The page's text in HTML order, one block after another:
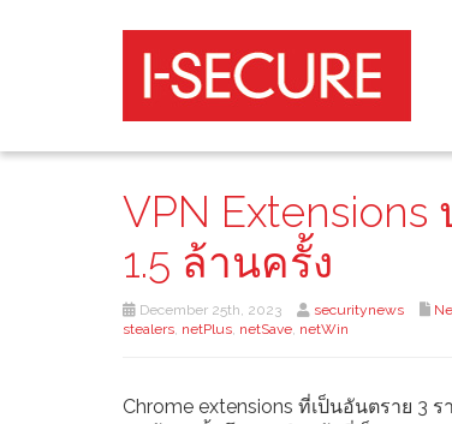
VPN
1.5 ล้านครั้ง
December 25th, 2023 securitynews
stealers, netPlus, netSave, netWin
Chrome extensions ที่เป็นอันตราย 3